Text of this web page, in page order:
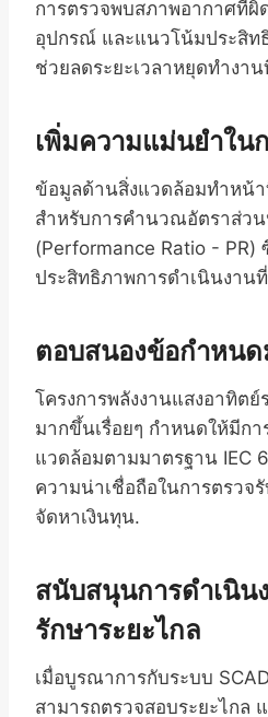
การตรวจพบสภาพอากาศที่ผิ
อุปกรณ์ และแนวโน้มประสิท
ช่วยลดระยะเวลาหยุดทำงา
เพิ่มความแม่นยำใน
ข้อมูลด้านสิ่งแวดล้อมทำหน้
สำหรับการคำนวณอัตราส่ว
(Performance Ratio - PR)
ประสิทธิภาพการดำเนินงาน
ตอบสนองข้อกำหนด
โครงการพลังงานแสงอาทิต
มากขึ้นเรื่อยๆ กำหนดให้มีก
แวดล้อมตามมาตรฐาน IEC
ความน่าเชื่อถือในการตรวจ
จัดหาเงินทุน.
สนับสนุนการดำเนิน
รักษาระยะไกล
เมื่อบูรณาการกับระบบ
สามารถตรวจสอบระยะไกล